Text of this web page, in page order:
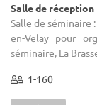
Salle de réception
Salle de séminaire
en-Velay pour
séminaire, La
1-160